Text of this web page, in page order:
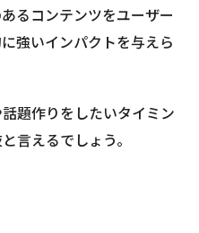
るコンテンツをユーザー
強いインパクトを与えら
題作りをしたいタイミン
言えるでしょう。